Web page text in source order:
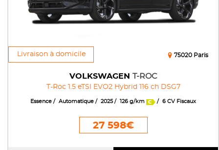
Livraison à domicile
VOLKSWAGEN T-ROC
T-Roc 1.5 eTSI EVO2 Hybrid 116 ch DSG7
75020 Paris
Essence Automatique 2025 126 g/km 6 CV Fiscaux
27 598€